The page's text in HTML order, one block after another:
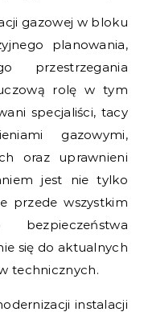
gazowej w bloku
planowania,
przestrzegania
rolę w tym
specjaliści, tacy
gazowymi,
oraz uprawnieni
jest nie tylko
przede wszystkim
bezpieczeństwa
się do aktualnych
technicznych.
instalacji